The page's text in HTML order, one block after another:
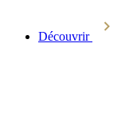
Découvrir